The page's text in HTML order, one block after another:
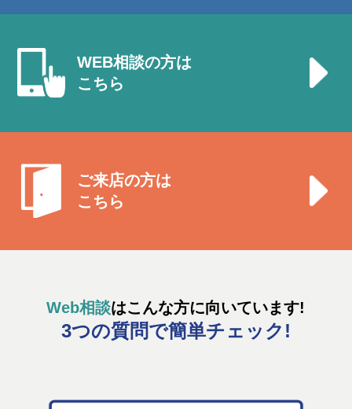
WEB相談の方は
こちら
ご来店の方は
こちら
Web相談はこんな方に向いています!
3つの質問で簡単チェック!